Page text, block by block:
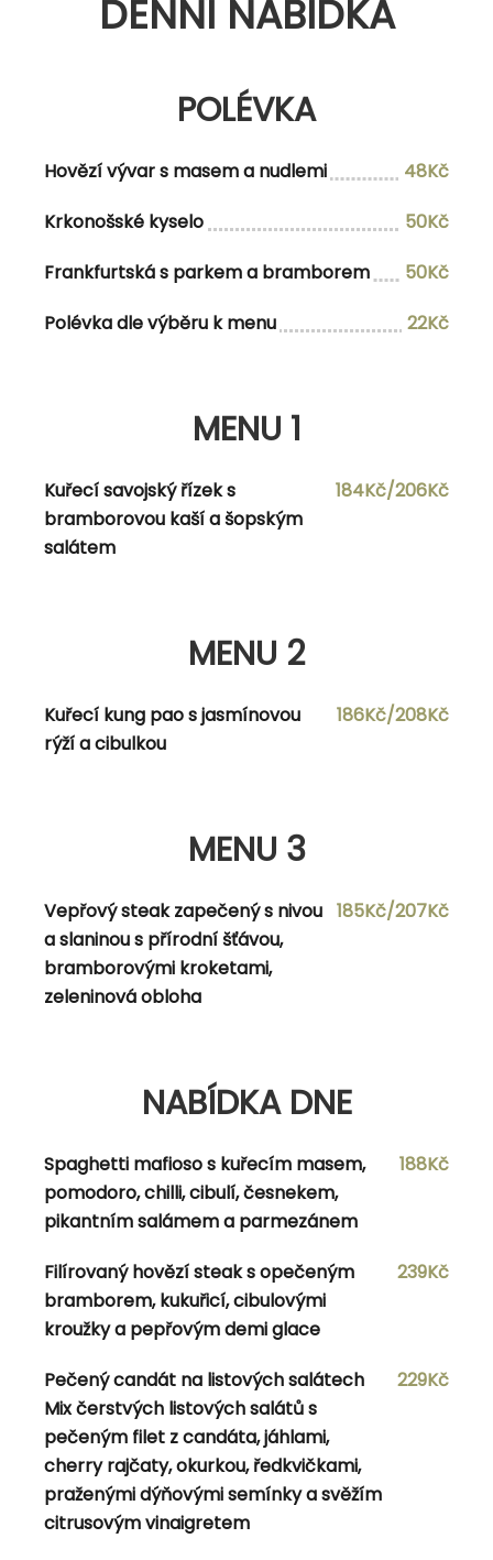
MEXICKÝ VÍKEND ENTRADAS
Grilované krevety s mangovým chutney a
189Kč
domácí rajčatovou salsou, quacamole a
SOPAS
polévka s kukuřicí, nachos, sýrem a zakysanou
smetanou
PLATOS MEXICANOS
červenou cibulí, chedarem, zakysanou
smetanou, quacamole, jalapeños papričkami,
Hovězí tacos s ledovým salátem, rajčaty,
chedarem, mexickou rýží, zakysanou smetanou
POSTRES
Navigace pro příspěvek
Previous PostPrevious 20.10.2023
admin
View all posts by admin
RELATED POSTS
25.2.2026 10:30-15:00
DENNÍ NABÍDKA
POLÉVKA
Hovězí vývar s masem a nudlemi
48Kč
Krkonošské kyselo
50Kč
Frankfurtská s parkem a bramborem
50Kč
Polévka dle výběru k menu
22Kč
MENU 1
Kuřecí savojský řízek s
bramborovou kaší a šopským
salátem
184Kč/206Kč
MENU 2
Kuřecí kung pao s jasmínovou
rýží a cibulkou
186Kč/208Kč
MENU 3
Vepřový steak zapečený s nivou
a slaninou s přírodní šťávou,
bramborovými kroketami,
zeleninová obloha
185Kč/207Kč
NABÍDKA DNE
Spaghetti mafioso s kuřecím masem,
pomodoro, chilli, cibulí, česnekem,
pikantním salámem a parmezánem
188Kč
Filírovaný hovězí steak s opečeným
bramborem, kukuřicí, cibulovými
kroužky a pepřovým demi glace
239Kč
Pečený candát na listových salátech
Mix čerstvých listových salátů s
pečeným filet z candáta, jáhlami,
cherry rajčaty, okurkou, ředkvičkami,
praženými dýňovými semínky a svěžím
citrusovým vinaigretem
229Kč